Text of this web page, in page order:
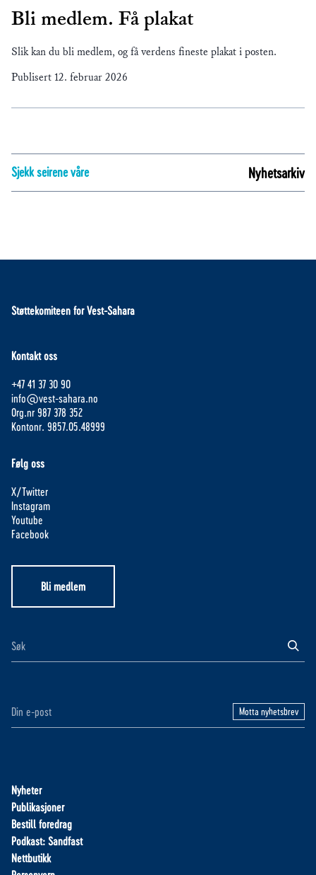
Bli medlem. Få plakat
Slik kan du bli medlem, og få verdens fineste plakat i posten.
Publisert 12. februar 2026
Sjekk seirene våre Nyhetsarkiv
Støttekomiteen for Vest-Sahara
Kontakt oss
+47 41 37 30 90
info@vest-sahara.no
Org.nr 987 378 352
Kontonr. 9857.05.48999
Følg oss
X/Twitter
Instagram
Youtube
Facebook
Bli medlem
Motta nyhetsbrev
Nyheter
Publikasjoner
Bestill foredrag
Podkast: Sandfast
Nettbutikk